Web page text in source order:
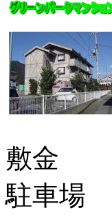
敷金
駐車場